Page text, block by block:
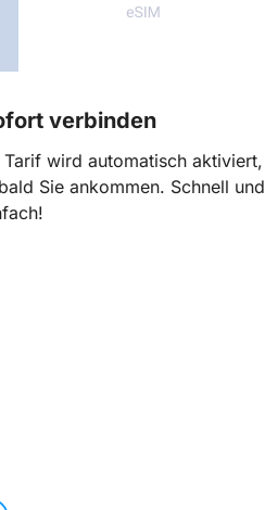
verbinden
Tarif wird automatisch aktiviert,
Sie ankommen. Schnell und